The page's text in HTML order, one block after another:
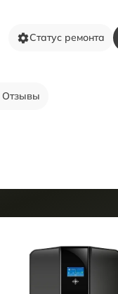
Статус ремонта
Отзывы